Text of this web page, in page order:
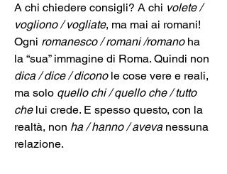
A chi chiedere consigli? A chi volete /
vogliono / vogliate, ma mai ai romani!
Ogni romanesco / romani /romano ha
la “sua” immagine di Roma. Quindi non
dica / dice / dicono le cose vere e reali,
ma solo quello chi / quello che / tutto
che lui crede. E spesso questo, con la
realtà, non ha / hanno / aveva nessuna
relazione.